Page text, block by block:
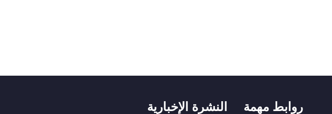
روابط مهمة النشرة الإخبارية